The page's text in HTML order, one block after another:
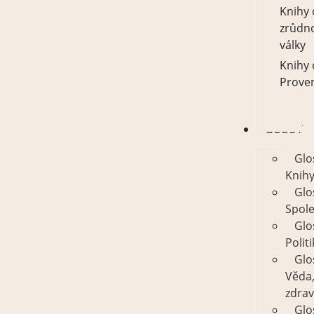
Knihy
války
Knihy
GLOSY